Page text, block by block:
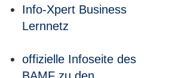
Info-Xpert Business
Lernnetz
offizielle Infoseite des